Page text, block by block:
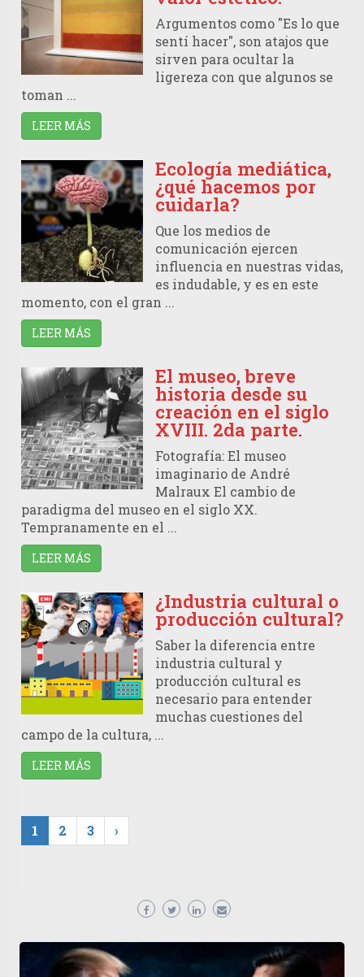
Argumentos como "Es lo que
sentí hacer", son atajos que
sirven para ocultar la
ligereza con que algunos se
toman ...
LEER MÁS
Ecología mediática,
¿qué hacemos por
cuidarla?
Que los medios de
comunicación ejercen
influencia en nuestras vidas,
es indudable, y es en este
momento, con el gran ...
LEER MÁS
El museo, breve
historia desde su
creación en el siglo
XVIII. 2da parte.
Fotografía: El museo
imaginario de André
Malraux El cambio de
paradigma del museo en el siglo XX.
Tempranamente en el ...
LEER MÁS
¿Industria cultural o
producción cultural?
Saber la diferencia entre
industria cultural y
producción cultural es
necesario para entender
muchas cuestiones del
campo de la cultura, ...
LEER MÁS
1 2 3 ›